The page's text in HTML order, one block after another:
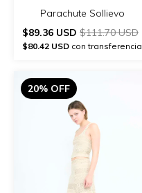
Parachute Sollievo
$89.36 USD $111.70 USD
$80.42 USD con transferencia
20% OFF